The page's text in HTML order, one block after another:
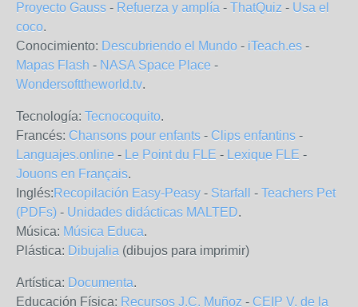
Proyecto Gauss - Refuerza y amplía - ThatQuiz - Usa el
coco.
Conocimiento: Descubriendo el Mundo - iTeach.es -
Mapas Flash - NASA Space Place -
Wondersofttheworld.tv.
Tecnología: Tecnocoquito.
Francés: Chansons pour enfants - Clips enfantins -
Languajes.online - Le Point du FLE - Lexique FLE -
Jouons en Français.
Inglés:Recopilación Easy-Peasy - Starfall - Teachers Pet
(PDFs) - Unidades didácticas MALTED.
Música: Música Educa.
Plástica: Dibujalia (dibujos para imprimir)
Artística: Documenta.
Educación Física: Recursos J.C. Muñoz - CEIP V. de la